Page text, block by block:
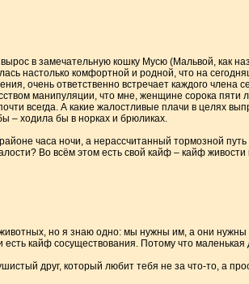
в замечательную кошку Мусю (Мальвой, как
настолько комфортной и родной, что на
очень ответственно встречает каждого члена
манипуляции, что мне, женщине сорока пяти
всегда. А какие жалостливые плачи в целях
– ходила бы в норках и брюликах.
часа ночи, а нерассчитанный тормозной
Во всём этом есть свой кайф – кайф
но я знаю одно: мы нужны им, а они нужны
есть кайф сосуществования. Потому что
друг, который любит тебя не за что-то, а